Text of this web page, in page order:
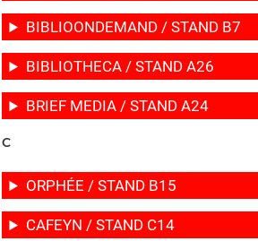
BIBLIOONDEMAND / STAND B7
BIBLIOTHECA / STAND A26
BRIEF MEDIA / STAND A24
C
ORPHÉE / STAND B15
CAFEYN / STAND C14